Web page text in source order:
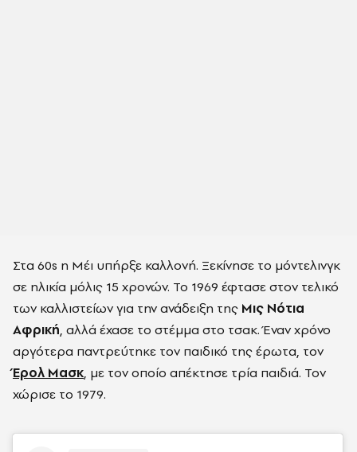
Στα 60s η Μέι υπήρξε καλλονή. Ξεκίνησε το μόντελινγκ
σε ηλικία μόλις 15 χρονών. Το 1969 έφτασε στον τελικό
των καλλιστείων για την ανάδειξη της Μις Νότια
Αφρική, αλλά έχασε το στέμμα στο τσακ. Έναν χρόνο
αργότερα παντρεύτηκε τον παιδικό της έρωτα, τον
Έρολ Μασκ, με τον οποίο απέκτησε τρία παιδιά. Τον
χώρισε το 1979.